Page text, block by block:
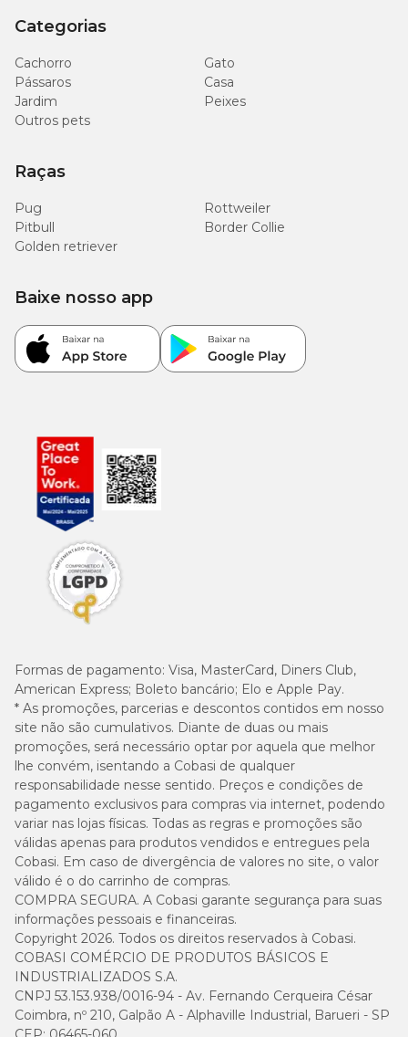
Categorias
Cachorro
Gato
Pássaros
Casa
Jardim
Peixes
Outros pets
Raças
Pug
Rottweiler
Pitbull
Border Collie
Golden retriever
Formas de pagamento: Visa, MasterCard, Diners Club,
American Express; Boleto bancário; Elo e Apple Pay.
* As promoções, parcerias e descontos contidos em nosso
site não são cumulativos. Diante de duas ou mais
promoções, será necessário optar por aquela que melhor
lhe convém, isentando a Cobasi de qualquer
responsabilidade nesse sentido. Preços e condições de
pagamento exclusivos para compras via internet, podendo
variar nas lojas físicas. Todas as regras e promoções são
válidas apenas para produtos vendidos e entregues pela
Cobasi. Em caso de divergência de valores no site, o valor
válido é o do carrinho de compras.
COMPRA SEGURA. A Cobasi garante segurança para suas
informações pessoais e financeiras.
Copyright 2026. Todos os direitos reservados à Cobasi.
COBASI COMÉRCIO DE PRODUTOS BÁSICOS E
INDUSTRIALIZADOS S.A.
CNPJ 53.153.938/0016-94 - Av. Fernando Cerqueira César
Coimbra, nº 210, Galpão A - Alphaville Industrial, Barueri - SP
Baixe nosso app